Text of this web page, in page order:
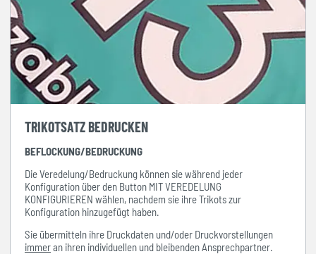
TRIKOTSATZ BEDRUCKEN
BEFLOCKUNG/BEDRUCKUNG
Die Veredelung/Bedruckung können sie während jeder
Konfiguration über den Button MIT VEREDELUNG
KONFIGURIEREN wählen, nachdem sie ihre Trikots zur
Konfiguration hinzugefügt haben.
Sie übermitteln ihre Druckdaten und/oder Druckvorstellungen
immeran ihren individuellen und bleibenden Ansprechpartner.